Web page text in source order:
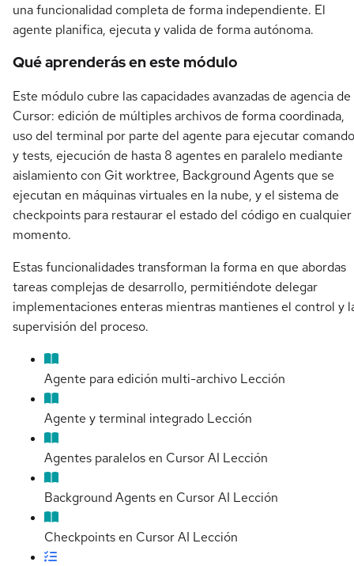
una funcionalidad completa de forma independiente. El
agente planifica, ejecuta y valida de forma autónoma.
Qué aprenderás en este módulo
Este módulo cubre las capacidades avanzadas de agencia de
Cursor: edición de múltiples archivos de forma coordinada,
uso del terminal por parte del agente para ejecutar
y tests, ejecución de hasta 8 agentes en paralelo mediante
aislamiento con Git worktree, Background Agents que se
ejecutan en máquinas virtuales en la nube, y el sistema de
checkpoints para restaurar el estado del código en cualquier
momento.
Estas funcionalidades transforman la forma en que abordas
tareas complejas de desarrollo, permitiéndote delegar
implementaciones enteras mientras mantienes el control y
supervisión del proceso.
Agente para edición multi-archivo Lección
Agente y terminal integrado Lección
Agentes paralelos en Cursor AI Lección
Background Agents en Cursor AI Lección
Checkpoints en Cursor AI Lección